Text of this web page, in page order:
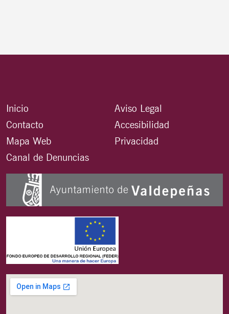
Inicio
Contacto
Mapa Web
Canal de Denuncias
Aviso Legal
Accesibilidad
Privacidad